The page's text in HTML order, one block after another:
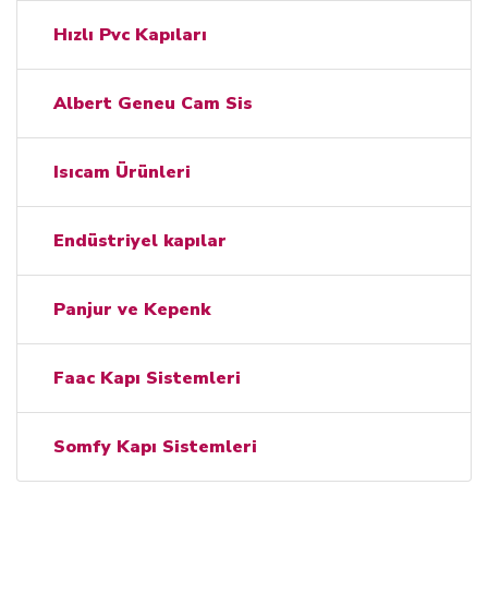
Hızlı Pvc Kapıları
Albert Geneu Cam Sis
Isıcam Ürünleri
Endüstriyel kapılar
Panjur ve Kepenk
Faac Kapı Sistemleri
Somfy Kapı Sistemleri